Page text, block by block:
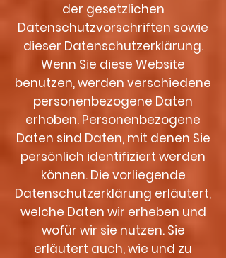
der gesetzlichen
Datenschutzvorschriften sowie
dieser Datenschutzerklärung.
Wenn Sie diese Website
benutzen, werden verschiedene
personenbezogene Daten
erhoben. Personenbezogene
Daten sind Daten, mit denen Sie
persönlich identifiziert werden
können. Die vorliegende
Datenschutzerklärung erläutert,
welche Daten wir erheben und
wofür wir sie nutzen. Sie
erläutert auch, wie und zu